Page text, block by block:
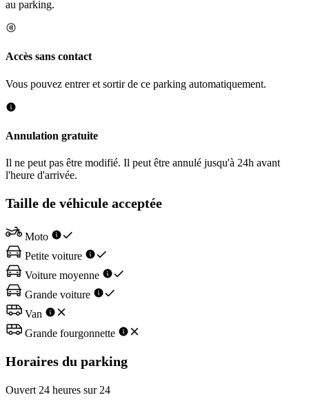
au parking.
Accès sans contact
Vous pouvez entrer et sortir de ce parking automatiquement.
Annulation gratuite
Il ne peut pas être modifié. Il peut être annulé jusqu'à 24h avant
l'heure d'arrivée.
Taille de véhicule acceptée
Moto
Petite voiture
Voiture moyenne
Grande voiture
Van
Grande fourgonnette
Horaires du parking
Ouvert 24 heures sur 24